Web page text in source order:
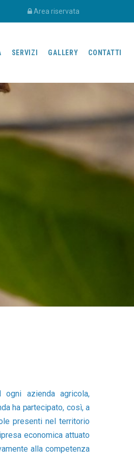
Area riservata
SERVIZI GALLERY CONTATTI
azienda agricola,
ha partecipato, così, a
presenti nel territorio
economica attuato
alla competenza